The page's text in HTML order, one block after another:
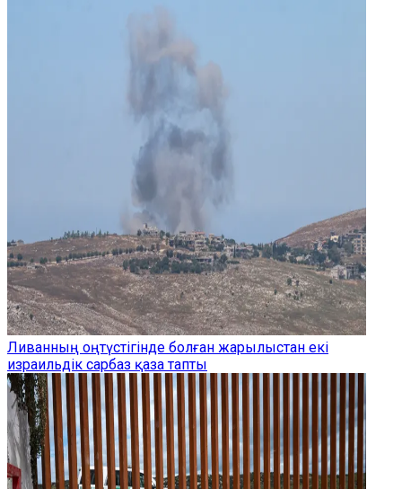
Ливанның оңтүстігінде болған жарылыстан екі
израильдік сарбаз қаза тапты